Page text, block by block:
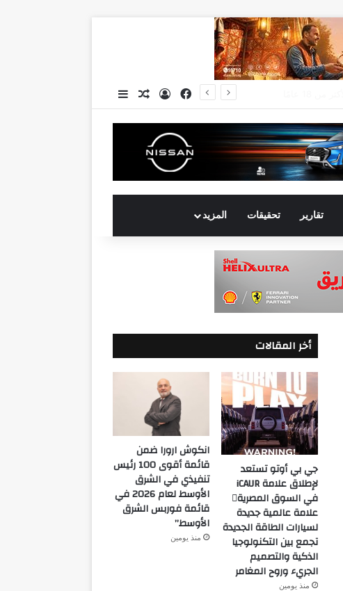
فيسبوكتسجيل الدخول
مقال عشوائي
إضافة عمود جانبي
تقارير تحقيقات المزيد
أخر المقالات
جي بي أوتو تستعد
لإطلاق علامة iCAUR
في السوق المصرية
علامة عالمية جديدة
لسيارات الطاقة الجديدة
تجمع بين التكنولوجيا
الذكية والتصميم
الجريء وروح المغامر
منذ يومين
انكوش ارورا ضمن
قائمة أقوى 100 رئيس
تنفيذي في الشرق
الأوسط لعام 2026 في
قائمة فوربس الشرق
الأوسط”
منذ يومين